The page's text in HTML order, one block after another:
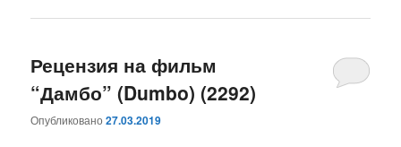
Рецензия на фильм
“Дамбо” (Dumbo) (2292)
Опубликовано27.03.2019